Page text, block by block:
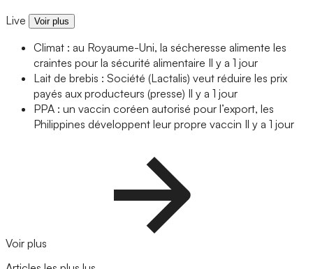
Live Voir plus
Climat : au Royaume-Uni, la sécheresse alimente les
craintes pour la sécurité alimentaire Il y a 1 jour
Lait de brebis : Société (Lactalis) veut réduire les prix
payés aux producteurs (presse) Il y a 1 jour
PPA : un vaccin coréen autorisé pour l’export, les
Philippines développent leur propre vaccin Il y a 1 jour
Voir plus